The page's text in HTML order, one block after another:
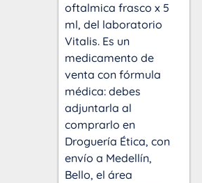
oftalmica frasco x 5
ml, del laboratorio
Vitalis. Es un
medicamento de
venta con fórmula
médica: debes
adjuntarla al
comprarlo en
Droguería Ética, con
envío a Medellín,
Bello, el área